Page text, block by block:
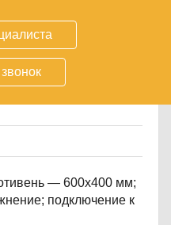
— 600х400 мм;
подключение к